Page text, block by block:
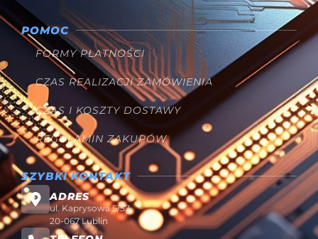
POMOC
FORMY PŁATNOŚCI
CZAS REALIZACJI ZAMÓWIENIA
CZAS I KOSZTY DOSTAWY
REGULAMIN ZAKUPÓW
SZYBKI KONTAKT
ADRES
ul. Kaprysowa 5/57
20-067 Lublin